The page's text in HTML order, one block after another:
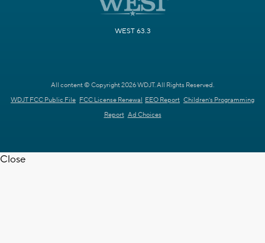
WEST 63.3
All content © Copyright 2026 WDJT. All Rights Reserved.
WDJT FCC Public File FCC License Renewal EEO Report Children's Programming
Report Ad Choices
Close